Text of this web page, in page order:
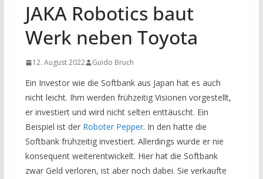
JAKA Robotics baut
Werk neben Toyota
12. August 2022 Guido Bruch
Ein Investor wie die Softbank aus Japan hat es auch
nicht leicht. Ihm werden frühzeitig Visionen vorgestellt,
er investiert und wird nicht selten enttäuscht. Ein
Beispiel ist der Roboter Pepper. In den hatte die
Softbank frühzeitig investiert. Allerdings wurde er nie
konsequent weiterentwickelt. Hier hat die Softbank
zwar Geld verloren, ist aber noch dabei. Sie verkaufte